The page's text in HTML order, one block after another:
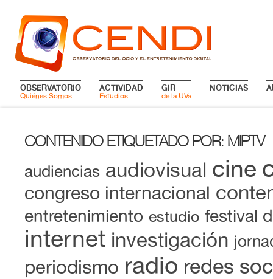
OBSERVATORIO
Quiénes Somos
ACTIVIDAD
Estudios
GIR
de la UVa
NOTICIAS
CONTENIDO ETIQUETADO POR: MIPTV
audiencias audiovisual cine
congreso internacional
entretenimiento estudio festival
internet investigación
periodismo radio redes